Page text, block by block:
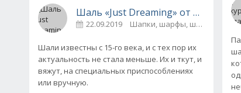
Шаль «Just Dreaming» от Drops
22.09.2019 Шапки, шарфы, шали, снуды и
Шали известны с 15-го века, и с тех пор их
актуальность не стала меньше. Их и ткут, и
вяжут, на специальных приспособлениях
или вручную.